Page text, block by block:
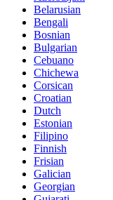
Belarusian
Bengali
Bosnian
Bulgarian
Cebuano
Chichewa
Corsican
Croatian
Dutch
Estonian
Filipino
Finnish
Frisian
Galician
Georgian